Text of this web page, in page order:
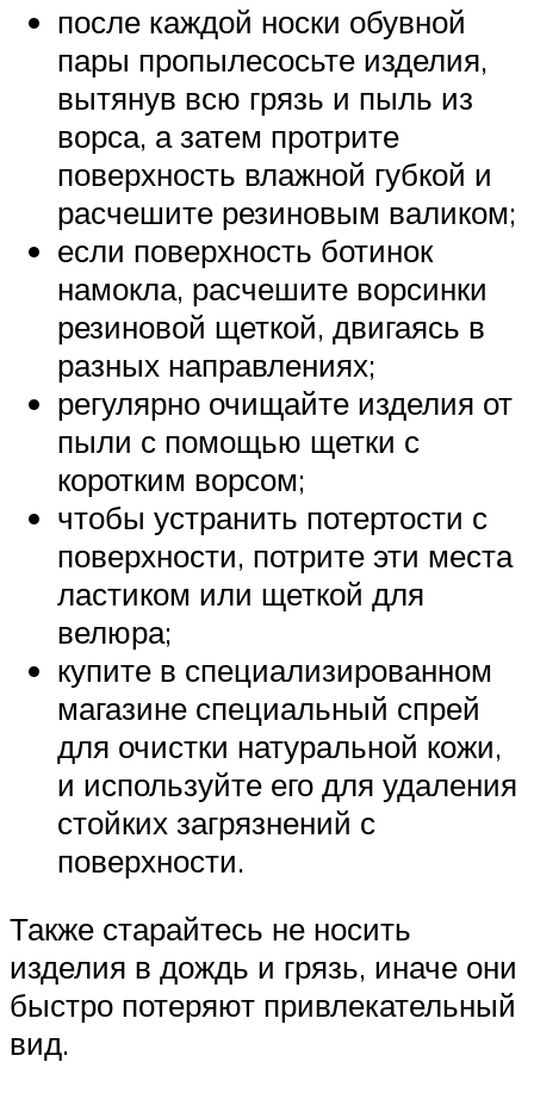
после каждой носки обувной
пары пропылесосьте изделия,
вытянув всю грязь и пыль из
ворса, а затем протрите
поверхность влажной губкой и
расчешите резиновым валиком;
если поверхность ботинок
намокла, расчешите ворсинки
резиновой щеткой, двигаясь в
разных направлениях;
регулярно очищайте изделия от
пыли с помощью щетки с
коротким ворсом;
чтобы устранить потертости с
поверхности, потрите эти места
ластиком или щеткой для
велюра;
купите в специализированном
магазине специальный спрей
для очистки натуральной кожи,
и используйте его для удаления
стойких загрязнений с
поверхности.
Также старайтесь не носить
изделия в дождь и грязь, иначе они
быстро потеряют привлекательный
вид.